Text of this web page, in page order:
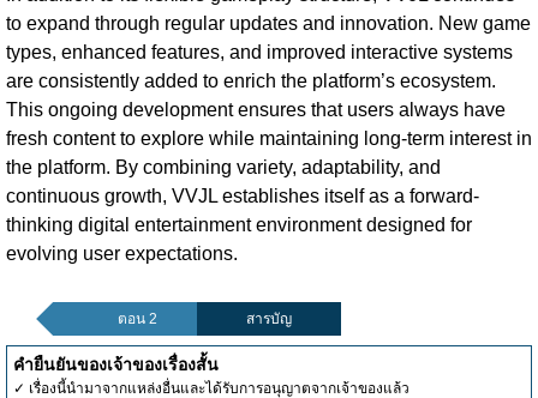
to expand through regular updates and innovation. New game
types, enhanced features, and improved interactive systems
are consistently added to enrich the platform’s ecosystem.
This ongoing development ensures that users always have
fresh content to explore while maintaining long-term interest in
the platform. By combining variety, adaptability, and
continuous growth, VVJL establishes itself as a forward-
thinking digital entertainment environment designed for
evolving user expectations.
ตอน 2 สารบัญ
คำยืนยันของเจ้าของเรื่องสั้น
✓ เรื่องนี้นำมาจากแหล่งอื่นและได้รับการอนุญาตจากเจ้าของแล้ว